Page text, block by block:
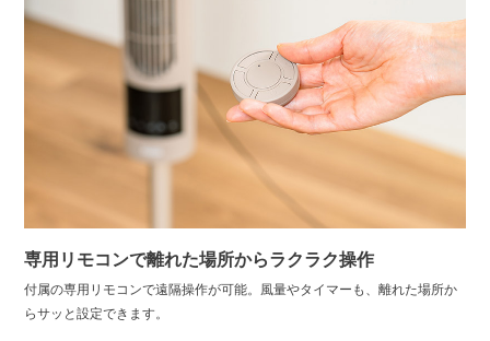
専用リモコンで離れた場所からラクラク操作
付属の専用リモコンで遠隔操作が可能。風量やタイマーも、離れた場所か
らサッと設定できます。